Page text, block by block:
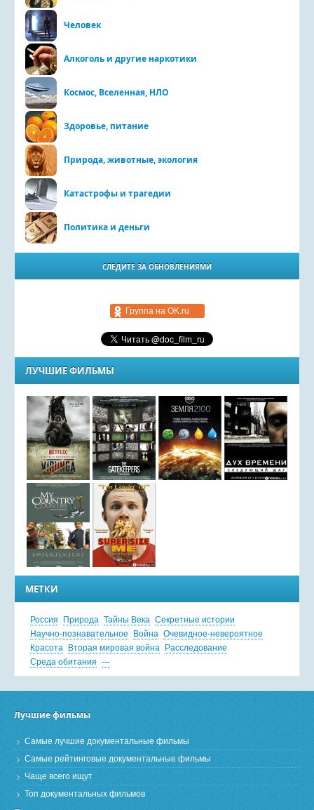
Человек
Алкоголь и другие наркотики
Космос, Вселенная, НЛО
Здоровье, питание
Природа, животные, экология
Катастрофы и трагедии
Политика и деньги
СЛЕДИТЕ ЗА ОБНОВЛЕНИЯМИ
Группа на OK.ru
ЛУЧШИЕ ФИЛЬМЫ
МЕТКИ
Россия Природа Тайны Века Секретные истории
Научно-познавательное
Война Очевидное-невероятное
Красота
Вторая мировая война
Расследование
Среда обитания ---
Лучшие фильмы
Самые лучшие документальные фильмы
Самые рейтинговые документальные фильмы
Чаще всего ищут
Топ документальных фильмов